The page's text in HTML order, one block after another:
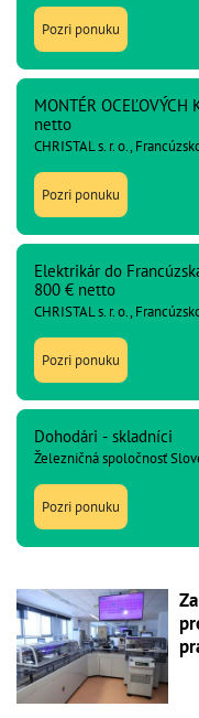
Pozri ponuku
MONTÉR OCEĽOVÝCH
netto
CHRISTAL s. r. o.,
Pozri ponuku
Elektrikár do
800 € netto
CHRISTAL s. r. o.,
Pozri ponuku
Dohodári - skladníci
Železničná spoločnosť
Pozri ponuku